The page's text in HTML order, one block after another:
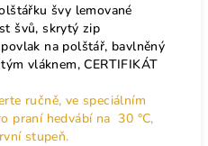
švy lemované
švů, skrytý zip
na polštář, bavlněný
vláknem, CERTIFIKÁT
ručně, ve speciálním
praní hedvábí na 30 °C,
stupeň.